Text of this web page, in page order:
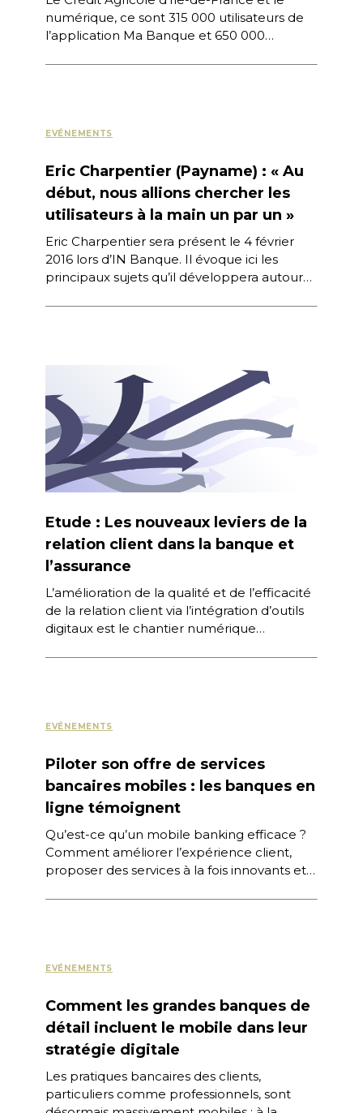
numérique, ce sont 315 000 utilisateurs de
l’application Ma Banque et 650 000
EVÉNEMENTS
Eric Charpentier (Payname) : « Au
début, nous allions chercher les
utilisateurs à la main un par un »
Eric Charpentier sera présent le 4 février
2016 lors d’IN Banque. Il évoque ici les
principaux sujets qu’il développera autour
Etude : Les nouveaux leviers de la
relation client dans la banque et
l’assurance
L’amélioration de la qualité et de l’efficacité
de la relation client via l’intégration d’outils
digitaux est le chantier numérique
EVÉNEMENTS
Piloter son offre de services
bancaires mobiles : les banques en
ligne témoignent
Qu’est-ce qu’un mobile banking efficace ?
Comment améliorer l’expérience client,
proposer des services à la fois innovants et
EVÉNEMENTS
Comment les grandes banques de
détail incluent le mobile dans leur
stratégie digitale
Les pratiques bancaires des clients,
particuliers comme professionnels, sont